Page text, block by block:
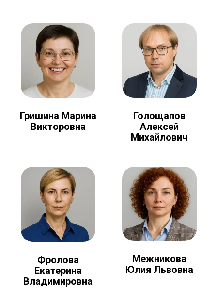
Гришина Марина
Викторовна
Голощапов
Алексей
Михайлович
Фролова
Екатерина
Владимировна
Межникова
Юлия Львовна